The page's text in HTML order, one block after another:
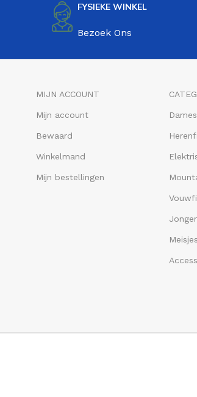
FYSIEKE WINKEL
Bezoek Ons
MIJN ACCOUNT
Mijn account
Bewaard
Winkelmand
Mijn bestellingen